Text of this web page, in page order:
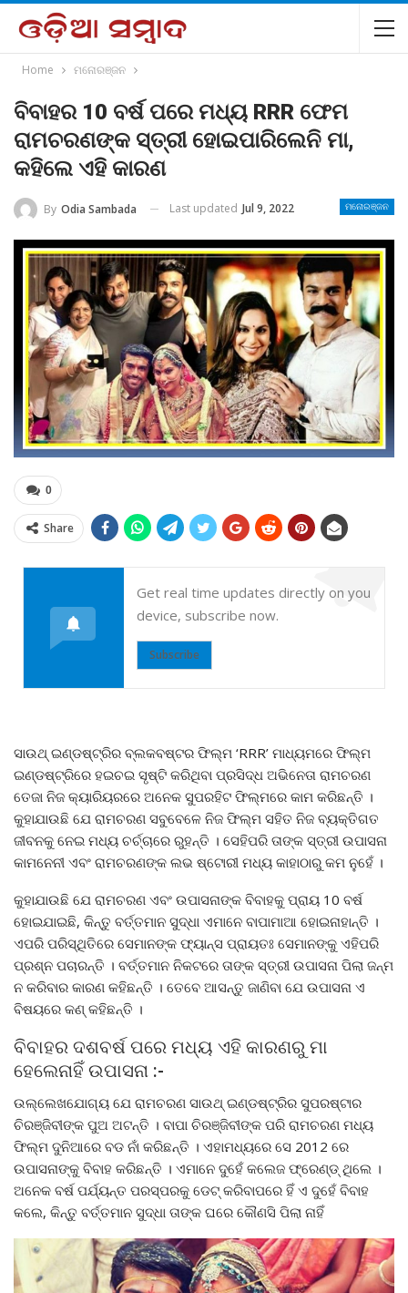
Home ମନୋରଞ୍ଜନ
ବିବାହର 10 ବର୍ଷ ପରେ ମଧ୍ୟ RRR ଫେମ
ରାମଚରଣଙ୍କ ସ୍ତ୍ରୀ ହୋଇପାରିଲେନି ମା,
କହିଲେ ଏହି କାରଣ
ମନୋରଞ୍ଜନ
By Odia Sambada Last updated Jul 9, 2022
0
Share
Get real time updates directly on you
device, subscribe now.
Subscribe
ସାଉଥ୍ ଇଣ୍ଡଷ୍ଟ୍ରିର ବ୍ଲକବଷ୍ଟର ଫିଲ୍ମ ‘RRR’ ମାଧ୍ୟମରେ ଫିଲ୍ମ
ଇଣ୍ଡଷ୍ଟ୍ରିରେ ହଇଚଇ ସୃଷ୍ଟି କରିଥିବା ପ୍ରସିଦ୍ଧ ଅଭିନେତା ରାମଚରଣ
ତେଜା ନିଜ କ୍ୟାରିୟରରେ ଅନେକ ସୁପରହିଟ ଫିଲ୍ମରେ କାମ କରିଛନ୍ତି ।
କୁହାଯାଉଛି ଯେ ରାମଚରଣ ସବୁବେଳେ ନିଜ ଫିଲ୍ମ ସହିତ ନିଜ ବ୍ୟକ୍ତିଗତ
ଜୀବନକୁ ନେଇ ମଧ୍ୟ ଚର୍ଚ୍ଚାରେ ରୁହନ୍ତି । ସେହିପରି ତାଙ୍କ ସ୍ତ୍ରୀ ଉପାସନା
କାମନେନୀ ଏବଂ ରାମଚରଣଙ୍କ ଲଭ ଷ୍ଟୋରୀ ମଧ୍ୟ କାହାଠାରୁ କମ ନୁହେଁ ।
କୁହାଯାଉଛି ଯେ ରାମଚରଣ ଏବଂ ଉପାସନାଙ୍କ ବିବାହକୁ ପ୍ରାୟ 10 ବର୍ଷ
ହୋଇଯାଇଛି, କିନ୍ତୁ ବର୍ତ୍ତମାନ ସୁଦ୍ଧା ଏମାନେ ବାପାମାଆ ହୋଇନାହାନ୍ତି ।
ଏପରି ପରିସ୍ଥିତିରେ ସେମାନଙ୍କ ଫ୍ୟାନ୍ସ ପ୍ରାୟତଃ ସେମାନଙ୍କୁ ଏହିପରି
ପ୍ରଶ୍ନ ପଚାରନ୍ତି । ବର୍ତ୍ତମାନ ନିକଟରେ ତାଙ୍କ ସ୍ତ୍ରୀ ଉପାସନା ପିଲା ଜନ୍ମ
ନ କରିବାର କାରଣ କହିଛନ୍ତି । ତେବେ ଆସନ୍ତୁ ଜାଣିବା ଯେ ଉପାସନା ଏ
ବିଷୟରେ କଣ୍ କହିଛନ୍ତି ।
ବିବାହର ଦଶବର୍ଷ ପରେ ମଧ୍ୟ ଏହି କାରଣରୁ ମା
ହେଲେନାହିଁ ଉପାସନା :-
ଉଲ୍ଲେଖଯୋଗ୍ୟ ଯେ ରାମଚରଣ ସାଉଥ୍ ଇଣ୍ଡଷ୍ଟ୍ରିର ସୁପରଷ୍ଟାର
ଚିରଞ୍ଜିବୀଙ୍କ ପୁଅ ଅଟନ୍ତି । ବାପା ଚିରଞ୍ଜିବୀଙ୍କ ପରି ରାମଚରଣ ମଧ୍ୟ
ଫିଲ୍ମ ଦୁନିଆରେ ବଡ ନାଁ କରିଛନ୍ତି । ଏହାମଧ୍ୟରେ ସେ 2012 ରେ
ଉପାସନାଙ୍କୁ ବିବାହ କରିଛନ୍ତି । ଏମାନେ ଦୁହେଁ କଲେଜ ଫ୍ରେଣ୍ଡ୍ ଥିଲେ ।
ଅନେକ ବର୍ଷ ପର୍ଯ୍ୟନ୍ତ ପରସ୍ପରକୁ ଡେଟ୍ କରିବାପରେ ହିଁ ଏ ଦୁହେଁ ବିବାହ
କଲେ, କିନ୍ତୁ ବର୍ତ୍ତମାନ ସୁଦ୍ଧା ତାଙ୍କ ଘରେ କୌଣସି ପିଲା ନାହିଁ